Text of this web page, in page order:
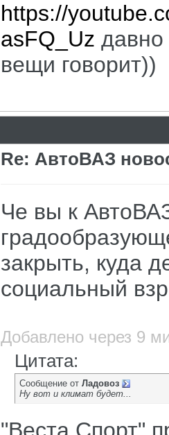
https://
asFQ_Uz
вещи говорит))
Re: АвтоВАЗ
Че вы к
закрыть, куда
социальный
Добавлено через 9
Цитата:
Сообщение от Ладовоз
Ну вот и климат будет...